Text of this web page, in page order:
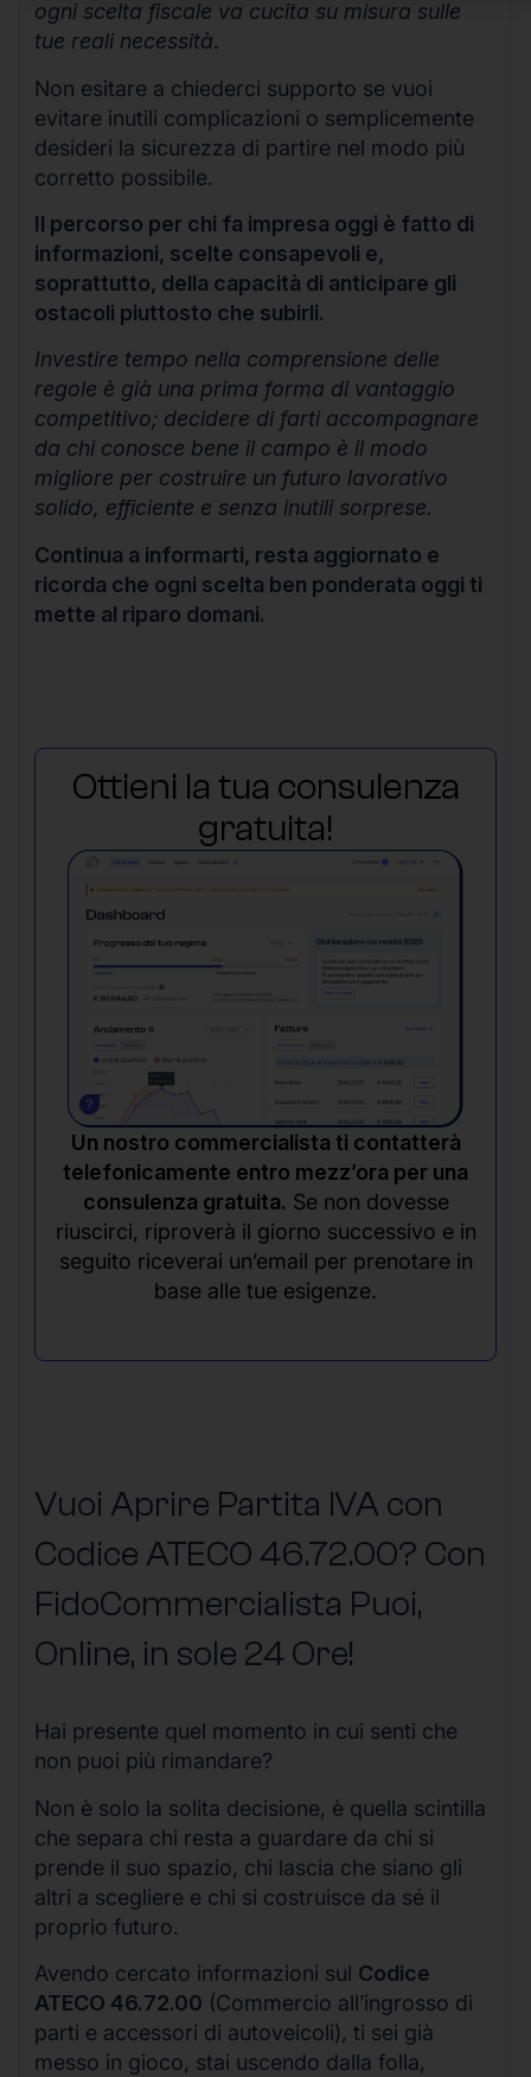
ogni scelta fiscale va cucita su misura sulle
tue reali necessità.
Non esitare a chiederci supporto se vuoi
evitare inutili complicazioni o semplicemente
desideri la sicurezza di partire nel modo più
corretto possibile.
Il percorso per chi fa impresa oggi è fatto di
informazioni, scelte consapevoli e,
soprattutto, della capacità di anticipare gli
ostacoli piuttosto che subirli.
Investire tempo nella comprensione delle
regole è già una prima forma di vantaggio
competitivo; decidere di farti accompagnare
da chi conosce bene il campo è il modo
migliore per costruire un futuro lavorativo
solido, efficiente e senza inutili sorprese.
Continua a informarti, resta aggiornato e
ricorda che ogni scelta ben ponderata oggi ti
mette al riparo domani.
Ottieni la tua consulenza
gratuita!
Un nostro commercialista ti contatterà
telefonicamente entro mezz’ora per una
consulenza gratuita. Se non dovesse
riuscirci, riproverà il giorno successivo e in
seguito riceverai un’email per prenotare in
base alle tue esigenze.
Vuoi Aprire Partita IVA con
Codice ATECO 46.72.00? Con
FidoCommercialista Puoi,
Online, in sole 24 Ore!
Hai presente quel momento in cui senti che
non puoi più rimandare?
Non è solo la solita decisione, è quella scintilla
che separa chi resta a guardare da chi si
prende il suo spazio, chi lascia che siano gli
altri a scegliere e chi si costruisce da sé il
proprio futuro.
Avendo cercato informazioni sul Codice
ATECO 46.72.00 (Commercio all’ingrosso di
parti e accessori di autoveicoli), ti sei già
messo in gioco, stai uscendo dalla folla,